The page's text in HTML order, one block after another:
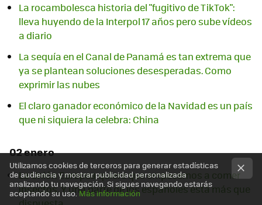
La rocambolesca historia del "fugitivo de TikTok":
lleva huyendo de la Interpol 17 años pero sube vídeos
a diario
La sequía en el Canal de Panamá es tan extrema que
ya se plantean soluciones desesperadas. Como
exprimir las nubes
El claro ganador económico de la Navidad es un país
que ni siquiera la celebra: China
02 enero
La Unión Europea quiere que empecemos a comer
insectos. Y una parte de los españoles está más que
Utilizamos cookies de terceros para generar estadísticas
de audiencia y mostrar publicidad personalizada
analizando tu navegación. Si sigues navegando estarás
aceptando su uso.Más información